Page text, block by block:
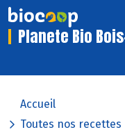
Planete Bio
Accueil
Toutes nos recettes